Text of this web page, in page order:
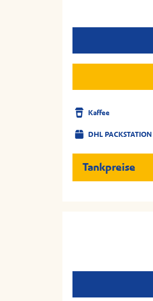
Kaffee
DHL PACKSTATION
Tankpreise